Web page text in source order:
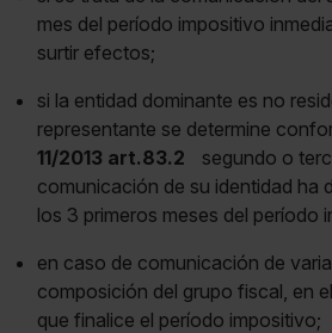
mes del período impositivo
surtir efectos;
si la entidad dominante es no
representante se determine
11/2013 art.83.2
segundo o
comunicación de su identidad ha
los 3 primeros meses del período
en caso de comunicación de
composición del grupo fiscal, en
que finalice el período impositivo;